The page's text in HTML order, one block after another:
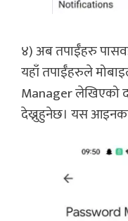
४) अब तपाईँहरु
यहाँ तपाईँहरुले
Manager लेखिएको
देख्नुहुनेछ। यस